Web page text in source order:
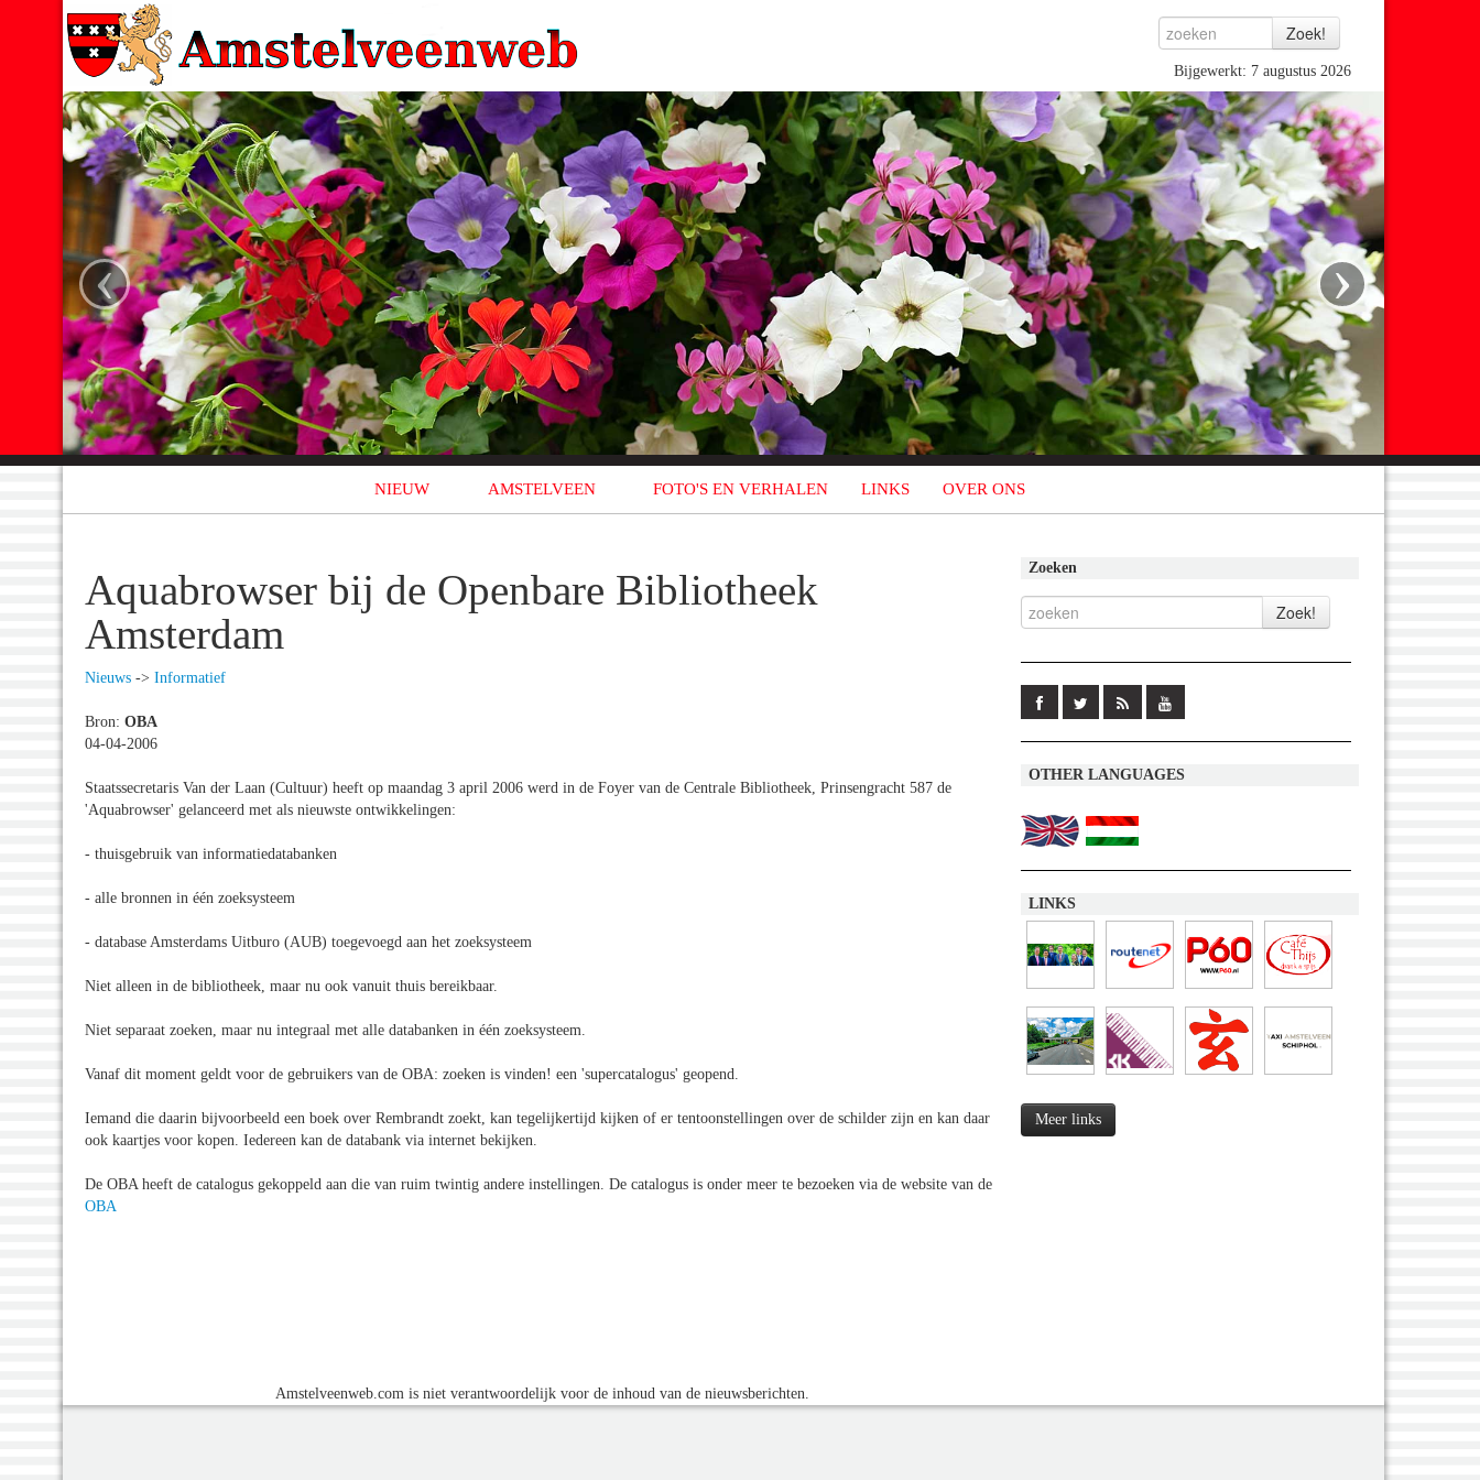
Bijgewerkt: 7 augustus 2026
‹ ›
NIEUW AMSTELVEEN FOTO'S EN VERHALEN LINKS OVER ONS
Aquabrowser bij de Openbare Bibliotheek
Amsterdam
Nieuws -> Informatief
Bron: OBA
04-04-2006
Staatssecretaris Van der Laan (Cultuur) heeft op maandag 3 april 2006 werd in de Foyer van de Centrale Bibliotheek, Prinsengracht 587 de
'Aquabrowser' gelanceerd met als nieuwste ontwikkelingen:
- thuisgebruik van informatiedatabanken
- alle bronnen in één zoeksysteem
- database Amsterdams Uitburo (AUB) toegevoegd aan het zoeksysteem
Niet alleen in de bibliotheek, maar nu ook vanuit thuis bereikbaar.
Niet separaat zoeken, maar nu integraal met alle databanken in één zoeksysteem.
Vanaf dit moment geldt voor de gebruikers van de OBA: zoeken is vinden! een 'supercatalogus' geopend.
Iemand die daarin bijvoorbeeld een boek over Rembrandt zoekt, kan tegelijkertijd kijken of er tentoonstellingen over de schilder zijn en kan daar
ook kaartjes voor kopen. Iedereen kan de databank via internet bekijken.
De OBA heeft de catalogus gekoppeld aan die van ruim twintig andere instellingen. De catalogus is onder meer te bezoeken via de website van de
OBA
Amstelveenweb.com is niet verantwoordelijk voor de inhoud van de nieuwsberichten.
Zoeken
OTHER LANGUAGES
LINKS
Meer links